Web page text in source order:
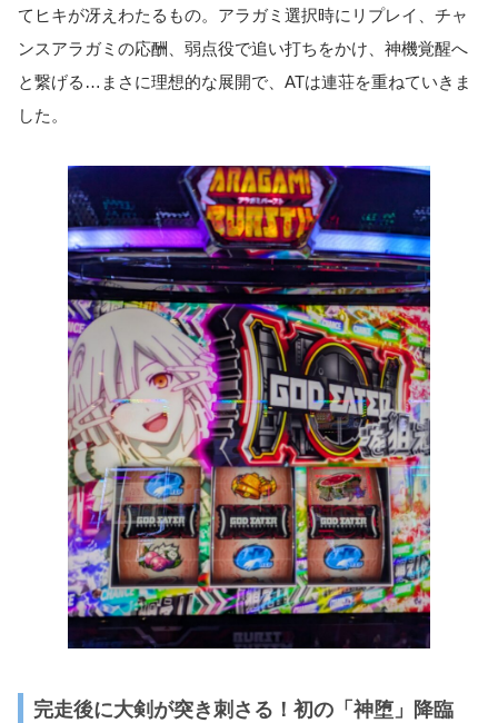
てヒキが冴えわたるもの。アラガミ選択時にリプレイ、チャ
ンスアラガミの応酬、弱点役で追い打ちをかけ、神機覚醒へ
と繋げる…まさに理想的な展開で、ATは連荘を重ねていきま
した。
完走後に大剣が突き刺さる！初の「神堕」降臨